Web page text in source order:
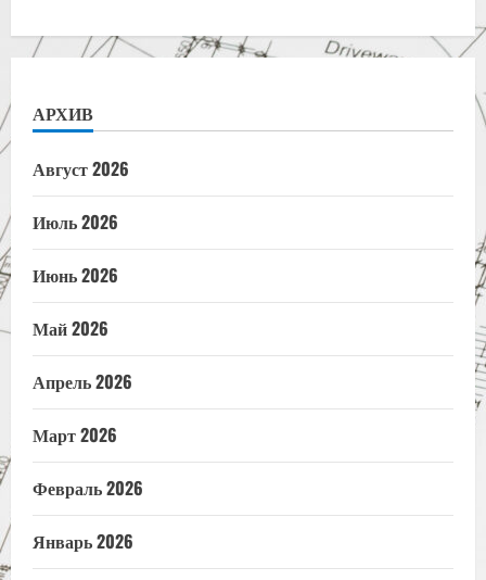
АРХИВ
Август 2026
Июль 2026
Июнь 2026
Май 2026
Апрель 2026
Март 2026
Февраль 2026
Январь 2026